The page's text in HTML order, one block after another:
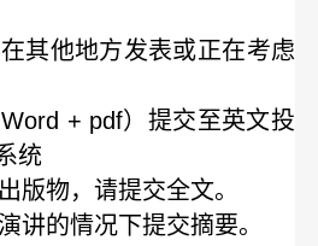
其他地方发表或正在考虑
+ pdf）提交至英文投
统
版物，请提交全文。
讲的情况下提交摘要。